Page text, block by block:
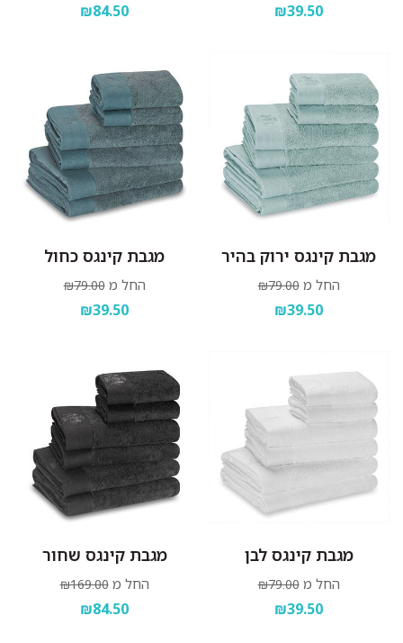
₪39.50
₪84.50
מגבת קינגס ירוק בהיר
החל מ ₪79.00
₪39.50
מגבת קינגס כחול
החל מ ₪79.00
₪39.50
מגבת קינגס לבן
החל מ ₪79.00
₪39.50
מגבת קינגס שחור
החל מ ₪169.00
₪84.50